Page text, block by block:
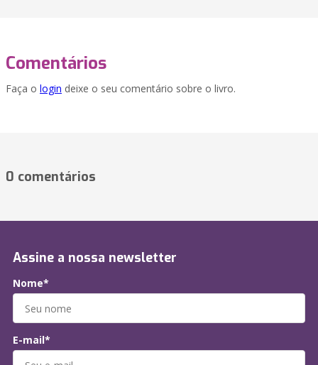
Comentários
Faça o login deixe o seu comentário sobre o livro.
0 comentários
Assine a nossa newsletter
Nome*
E-mail*